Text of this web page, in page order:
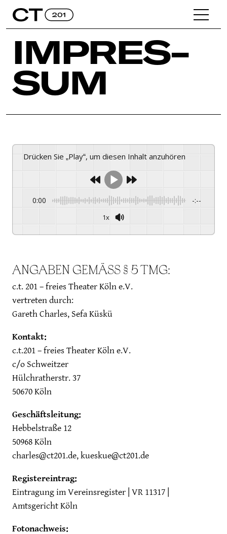
IMPRES­
SUM
Drücken Sie „Play“, um diesen Inhalt anzuhören
0:00 -:--
1x
ANGABEN GEMÄSS § 5 TMG:
c.t. 201 – freies Theater Köln e.V.
vertreten durch:
Gareth Charles, Sefa Küskü
Kontakt:
c.t.201 – freies Theater Köln e.V.
c/o Schweitzer
Hülchratherstr. 37
50670 Köln
Geschäftsleitung:
Hebbelstraße 12
50968 Köln
charles@ct201.de, kueskue@ct201.de
Registereintrag:
Eintragung im Vereinsregister | VR 11317 |
Amtsgericht Köln
Fotonachweis: